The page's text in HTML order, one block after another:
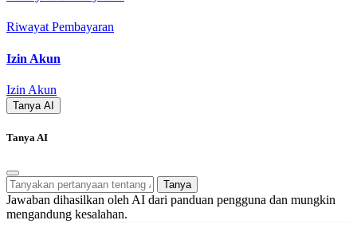
Riwayat Pembayaran
Izin Akun
Izin Akun
Tanya AI
Tanya AI
Tanya
Jawaban dihasilkan oleh AI dari panduan pengguna dan mungkin
mengandung kesalahan.